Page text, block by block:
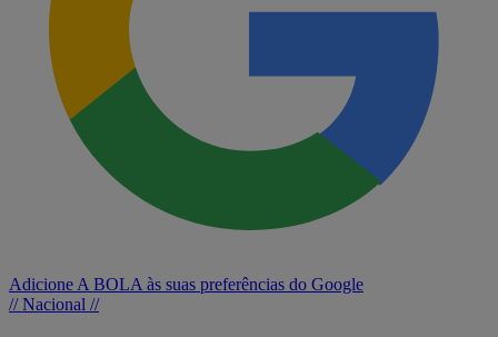
Adicione A BOLA às suas preferências do Google
// Nacional //